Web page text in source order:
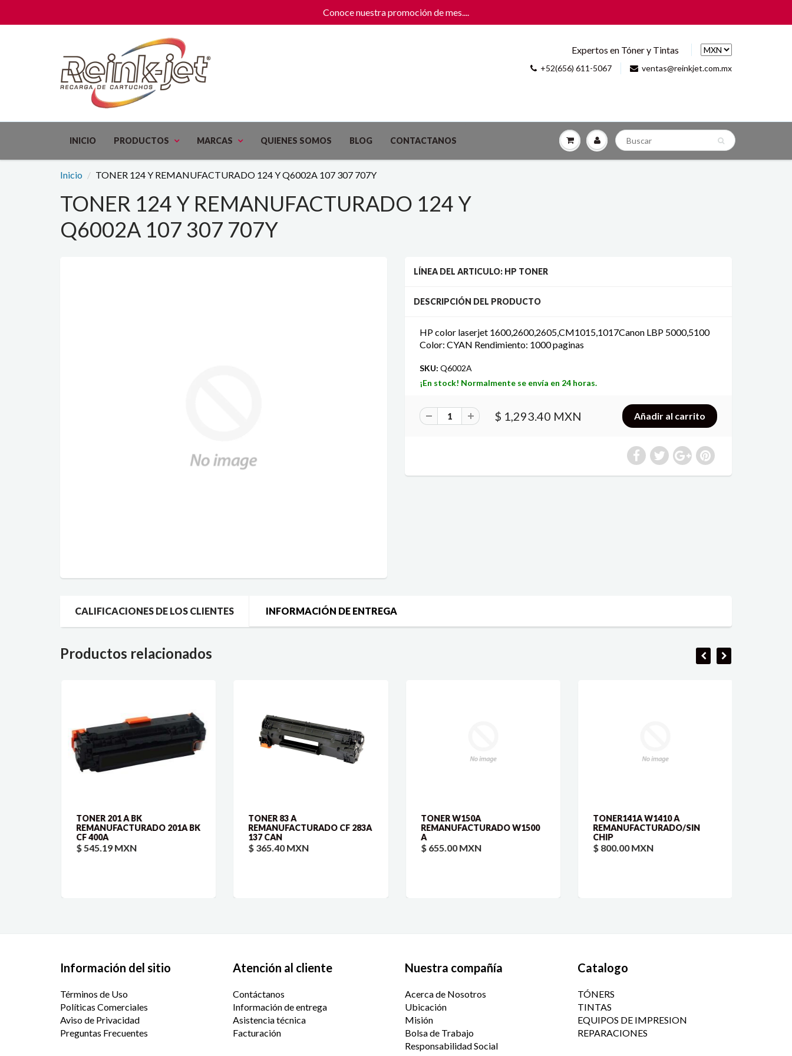
Conoce nuestra promoción de mes....
Expertos en Tóner y Tintas
+52(656) 611-5067 ventas@reinkjet.com.mx
INICIO PRODUCTOS MARCAS QUIENES SOMOS BLOG CONTACTANOS
Inicio TONER 124 Y REMANUFACTURADO 124 Y Q6002A 107 307 707Y
TONER 124 Y REMANUFACTURADO 124 Y
Q6002A 107 307 707Y
LÍNEA DEL ARTICULO: HP TONER
DESCRIPCIÓN DEL PRODUCTO
HP color laserjet 1600,2600,2605,CM1015,1017Canon LBP 5000,5100
Color: CYAN Rendimiento: 1000 paginas
SKU: Q6002A
¡En stock! Normalmente se envía en 24 horas.
$ 1,293.40 MXN
CALIFICACIONES DE LOS CLIENTES INFORMACIÓN DE ENTREGA
Productos relacionados
TONER 201 A BK
REMANUFACTURADO 201A BK
CF 400A
$ 545.19 MXN
TONER 83 A
REMANUFACTURADO CF 283A
137 CAN
$ 365.40 MXN
TONER W150A
REMANUFACTURADO W1500
A
$ 655.00 MXN
TONER141A W1410 A
REMANUFACTURADO/SIN
CHIP
$ 800.00 MXN
Información del sitio
Términos de Uso
Políticas Comerciales
Aviso de Privacidad
Preguntas Frecuentes
Atención al cliente
Contáctanos
Información de entrega
Asistencia técnica
Facturación
Nuestra compañía
Acerca de Nosotros
Ubicación
Misión
Bolsa de Trabajo
Responsabilidad Social
Catalogo
TÓNERS
TINTAS
EQUIPOS DE IMPRESION
REPARACIONES